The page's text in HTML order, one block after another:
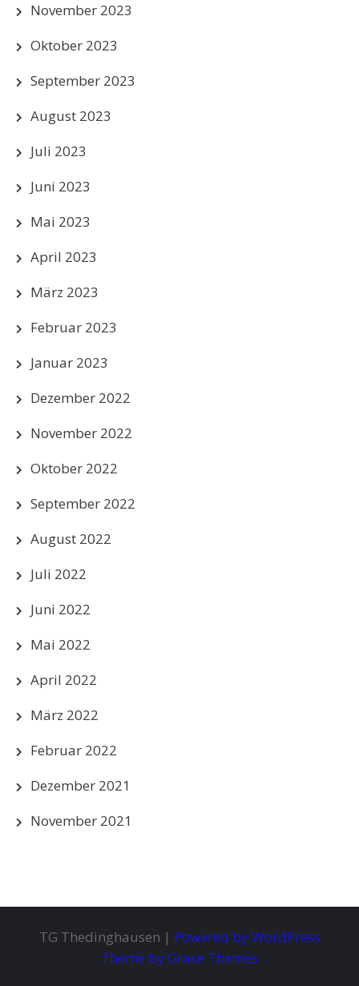
November 2023
Oktober 2023
September 2023
August 2023
Juli 2023
Juni 2023
Mai 2023
April 2023
März 2023
Februar 2023
Januar 2023
Dezember 2022
November 2022
Oktober 2022
September 2022
August 2022
Juli 2022
Juni 2022
Mai 2022
April 2022
März 2022
Februar 2022
Dezember 2021
November 2021
TG Thedinghausen | Powered by WordPress
Theme by Grace Themes